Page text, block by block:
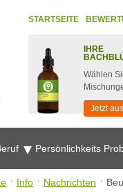
STARTSEITE
IHRE
Wählen
Jetzt
Persönlichkeits
Info Nachrichten